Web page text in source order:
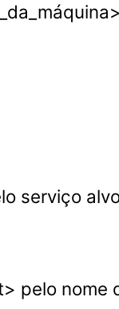
serviço
pelo nome